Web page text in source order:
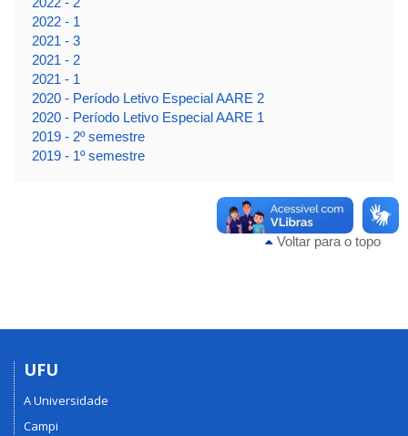
2022 - 1
2021 - 3
2021 - 2
2021 - 1
2020 - Período Letivo Especial AARE 2
2020 - Período Letivo Especial AARE 1
2019 - 2º semestre
2019 - 1º semestre
Voltar para o topo
UFU
A Universidade
Campi